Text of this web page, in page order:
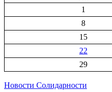
1
8
15
22
29
Новости Солидарности